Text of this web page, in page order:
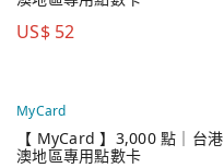
US$ 52
MyCard
【 MyCard 】3,000 點｜台港
澳地區專用點數卡